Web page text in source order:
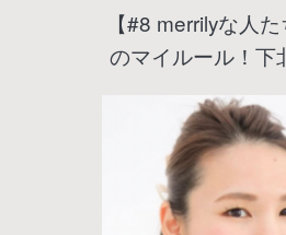
【#8 merrilyな人
のマイルール！下
ィ」のワインソ
く！GLASS & CO
イングラスで毎日
豊かになるワ